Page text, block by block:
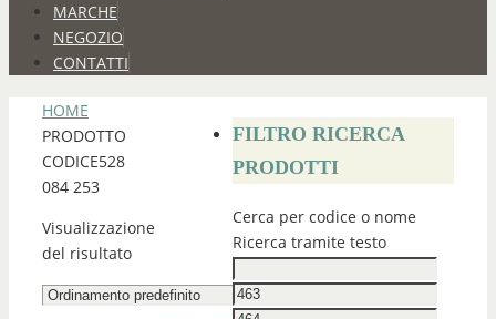
MARCHE
NEGOZIO
CONTATTI
HOME
PRODOTTO
CODICE528
084 253
Visualizzazione
del risultato
FILTRO RICERCA
PRODOTTI
Cerca per codice o nome
Ricerca tramite testo